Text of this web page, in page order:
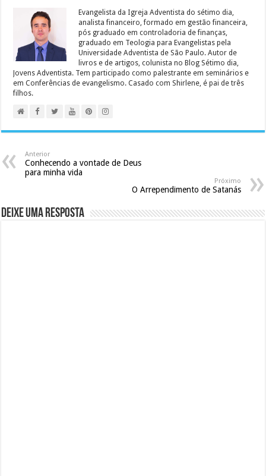
Evangelista da Igreja Adventista do sétimo dia,
analista financeiro, formado em gestão financeira,
pós graduado em controladoria de finanças,
graduado em Teologia para Evangelistas pela
Universidade Adventista de São Paulo. Autor de
livros e de artigos, colunista no Blog Sétimo dia,
Jovens Adventista. Tem participado como palestrante em seminários e
em Conferências de evangelismo. Casado com Shirlene, é pai de três
filhos.
Anterior
Conhecendo a vontade de Deus
para minha vida
Próximo
O Arrependimento de Satanás
Deixe uma resposta